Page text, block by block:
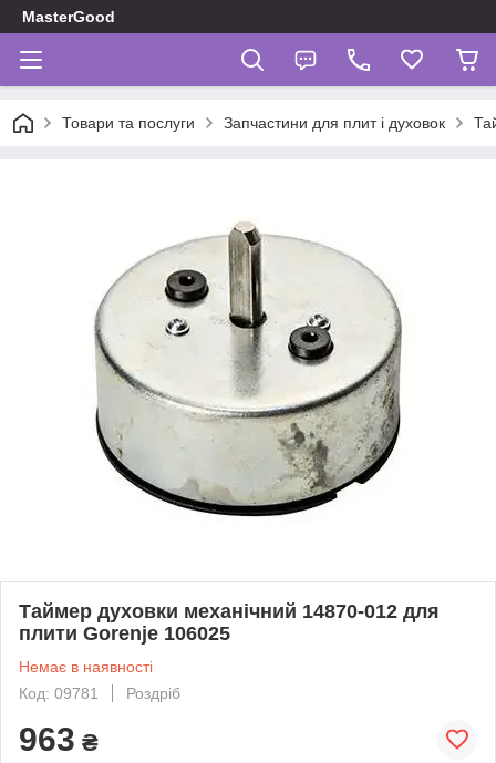
MasterGood
Товари та послуги Запчастини для плит і духовок
Таймер духовки механічний 14870-012 для
плити Gorenje 106025
Немає в наявності
Код: 09781
Роздріб
963 ₴